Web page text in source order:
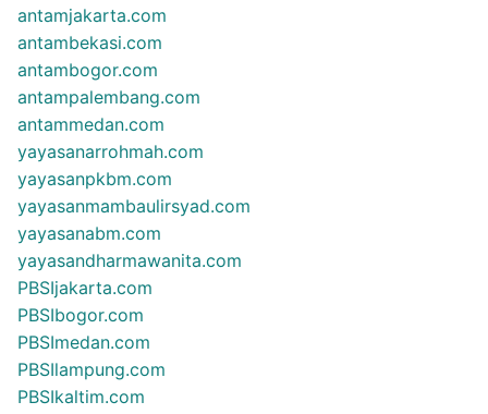
antamjakarta.com
antambekasi.com
antambogor.com
antampalembang.com
antammedan.com
yayasanarrohmah.com
yayasanpkbm.com
yayasanmambaulirsyad.com
yayasanabm.com
yayasandharmawanita.com
PBSIjakarta.com
PBSIbogor.com
PBSImedan.com
PBSIlampung.com
PBSIkaltim.com